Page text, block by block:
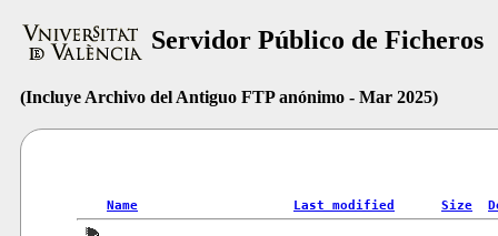
Servidor Público de Ficheros
(Incluye Archivo del Antiguo FTP anónimo - Mar 2025)
Name Last modified Size